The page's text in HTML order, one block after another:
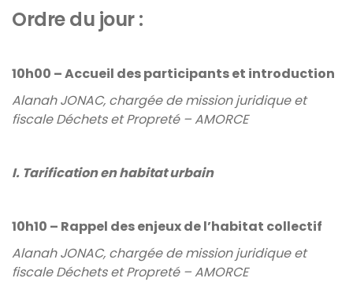
Ordre du jour :
10h00 – Accueil des participants et introduction
Alanah JONAC, chargée de mission juridique et
fiscale Déchets et Propreté – AMORCE
I. Tarification en habitat urbain
10h10 – Rappel des enjeux de l’habitat collectif
Alanah JONAC, chargée de mission juridique et
fiscale Déchets et Propreté – AMORCE